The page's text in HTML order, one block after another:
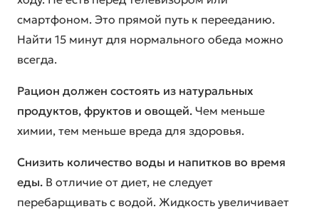
смартфоном. Это прямой путь к перееданию.
Найти 15 минут для нормального обеда можно
всегда.
Рацион должен состоять из натуральных
продуктов, фруктов и овощей. Чем меньше
химии, тем меньше вреда для здоровья.
Снизить количество воды и напитков во время
еды. В отличие от диет, не следует
перебарщивать с водой. Жидкость увеличивает